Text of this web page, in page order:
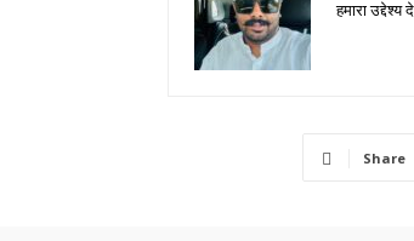
हमारा
Share